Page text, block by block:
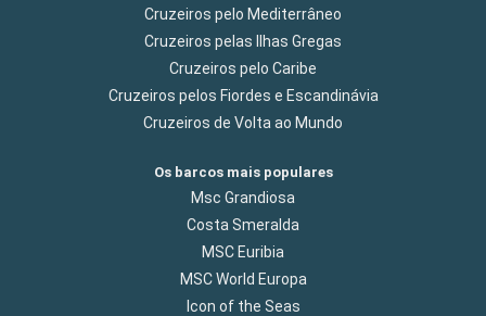
Cruzeiros pelo Mediterrâneo
Cruzeiros pelas Ilhas Gregas
Cruzeiros pelo Caribe
Cruzeiros pelos Fiordes e Escandinávia
Cruzeiros de Volta ao Mundo
Os barcos mais populares
Msc Grandiosa
Costa Smeralda
MSC Euribia
MSC World Europa
Icon of the Seas